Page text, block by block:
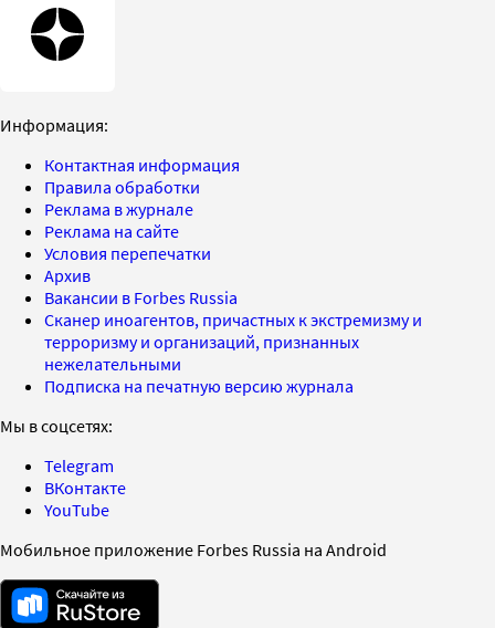
Информация:
Контактная информация
Правила обработки
Реклама в журнале
Реклама на сайте
Условия перепечатки
Архив
Вакансии в Forbes Russia
Сканер иноагентов, причастных к экстремизму и
терроризму и организаций, признанных
нежелательными
Подписка на печатную версию журнала
Мы в соцсетях:
Telegram
ВКонтакте
YouTube
Мобильное приложение Forbes Russia на Android